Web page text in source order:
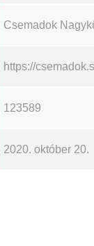
Csemadok
https://
123589
2020. október 20.